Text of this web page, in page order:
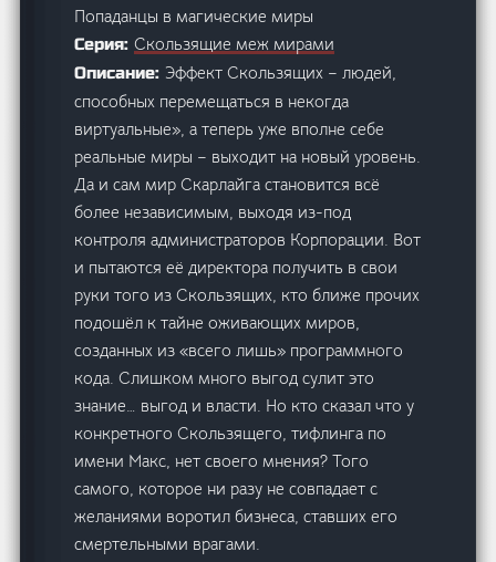
Попаданцы в магические миры
Серия:Скользящие меж мирами
Описание: Эффект Скользящих – людей,
способных перемещаться в некогда
виртуальные», а теперь уже вполне себе
реальные миры – выходит на новый уровень.
Да и сам мир Скарлайга становится всё
более независимым, выходя из-под
контроля администраторов Корпорации. Вот
и пытаются её директора получить в свои
руки того из Скользящих, кто ближе прочих
подошёл к тайне оживающих миров,
созданных из «всего лишь» программного
кода. Слишком много выгод сулит это
знание… выгод и власти. Но кто сказал что у
конкретного Скользящего, тифлинга по
имени Макс, нет своего мнения? Того
самого, которое ни разу не совпадает с
желаниями воротил бизнеса, ставших его
смертельными врагами.